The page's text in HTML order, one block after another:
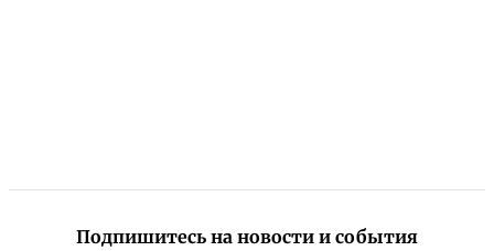
Подпишитесь на новости и события